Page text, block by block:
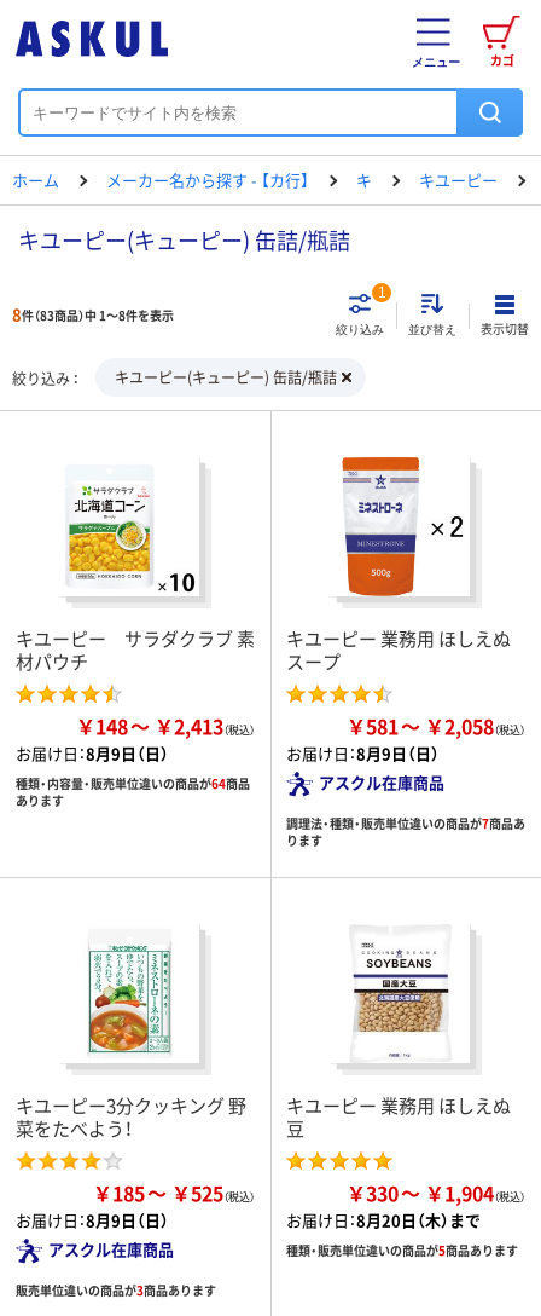
カゴ
メニュー
ホーム メーカー名から探す - 【カ行】 キ キユーピー
キユーピー(キューピー) 缶詰/瓶詰
8件（83商品）中 1～8件を表示
絞り込み
1
並び替え 表示切替
絞り込み キユーピー(キューピー) 缶詰/瓶詰
キユーピー サラダクラブ 素
材パウチ
￥148 ￥2,413
お届け日：8月9日（日）
種類・内容量・販売単位違いの商品が64商品
あります
キユーピー 業務用 ほしえぬ
スープ
￥581 ￥2,058
お届け日：8月9日（日）
アスクル在庫商品
調理法・種類・販売単位違いの商品が7商品あ
ります
キユーピー3分クッキング 野
菜をたべよう！
￥185 ￥525
お届け日：8月9日（日）
アスクル在庫商品
販売単位違いの商品が3商品あります
キユーピー 業務用 ほしえぬ
豆
￥330 ￥1,904
お届け日：8月20日（木）まで
種類・販売単位違いの商品が5商品あります